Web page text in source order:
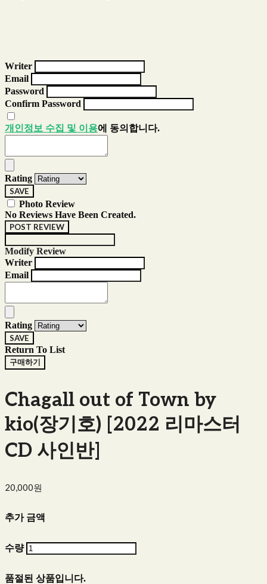
Writer
Email
Password
Confirm Password
개인정보 수집 및 이용에 동의합니다.
Rating
SAVE
Photo Review
No Reviews Have Been Created.
POST REVIEW
Modify Review
Writer
Email
Rating
SAVE
Return To List
구매하기
Chagall out of Town by
kio(장기호) [2022 리마스터
CD 사인반]
20,000원
추가 금액
수량
품절된 상품입니다.